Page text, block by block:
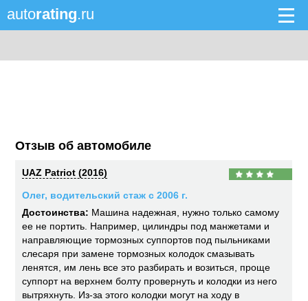
autorating.ru
Отзыв об автомобиле
UAZ Patriot (2016)
Олег, водительский стаж с 2006 г.
Достоинства: Машина надежная, нужно только самому
ее не портить. Например, цилиндры под манжетами и
направляющие тормозных суппортов под пыльниками
слесаря при замене тормозных колодок смазывать
ленятся, им лень все это разбирать и возиться, проще
суппорт на верхнем болту провернуть и колодки из него
вытряхнуть. Из-за этого колодки могут на ходу в